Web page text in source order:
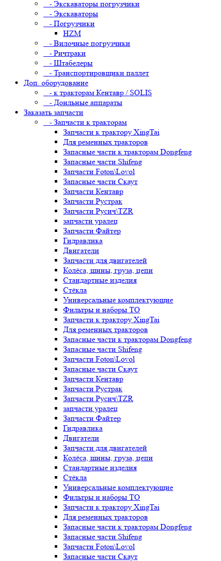
- Экскаваторы погрузчики
- Экскаваторы
- Погрузчики
HZM
- Вилочные погрузчики
- Ричтраки
- Штабелеры
- Транспортировщики паллет
Доп. оборудование
- к тракторам Кентавр / SOLIS
- Доильные аппараты
Заказать запчасти
- Запчасти к тракторам
Запчасти к трактору XingTai
Для ременных тракторов
Запасные части к тракторам Dongfeng
Запасные части Shifeng
Запчасти Foton\Lovol
Запасные части Скаут
Запчасти Кентавр
Запчасти Рустрак
Запчасти Русич\TZR
запчасти уралец
Запчасти Файтер
Гидравлика
Двигатели
Запчасти для двигателей
Колёса, шины, груза, цепи
Стандартные изделия
Стёкла
Универсальные комплектующие
Фильтры и наборы ТО
Запчасти к трактору XingTai
Для ременных тракторов
Запасные части к тракторам Dongfeng
Запасные части Shifeng
Запчасти Foton\Lovol
Запасные части Скаут
Запчасти Кентавр
Запчасти Рустрак
Запчасти Русич\TZR
запчасти уралец
Запчасти Файтер
Гидравлика
Двигатели
Запчасти для двигателей
Колёса, шины, груза, цепи
Стандартные изделия
Стёкла
Универсальные комплектующие
Фильтры и наборы ТО
Запчасти к трактору XingTai
Для ременных тракторов
Запасные части к тракторам Dongfeng
Запасные части Shifeng
Запчасти Foton\Lovol
Запасные части Скаут